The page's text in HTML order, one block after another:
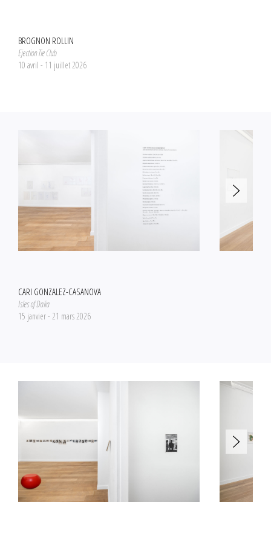
BROGNON ROLLIN
Ejection Tie Club
10 avril - 11 juillet 2026
CARI GONZALEZ-CASANOVA
Isles of Dalia
15 janvier - 21 mars 2026